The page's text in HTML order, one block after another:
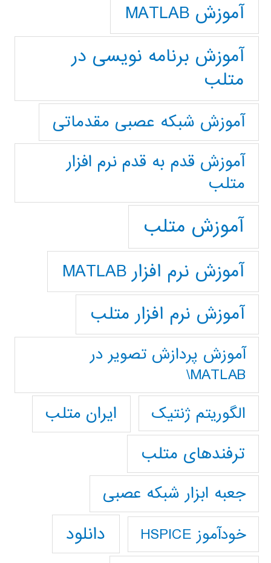
آموزش MATLAB
آموزش برنامه نویسی در
متلب
آموزش شبکه عصبی مقدماتی
آموزش قدم به قدم نرم افزار
متلب
آموزش متلب
آموزش نرم افزار MATLAB
آموزش نرم افزار متلب
آموزش پردازش تصوير در
MATLAB\
الگوریتم ژنتیک
ایران متلب
ترفندهای متلب
جعبه ابزار شبکه عصبی
خودآموز HSPICE دانلود